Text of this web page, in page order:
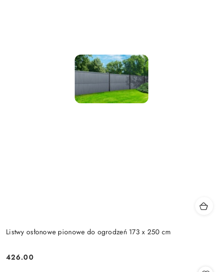
Listwy osłonowe pionowe do ogrodzeń 173 x 250 cm
Cena:
426.00